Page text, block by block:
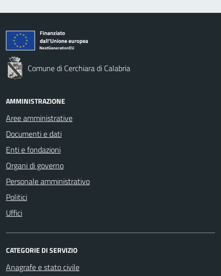
Comune di Cerchiara di Calabria
AMMINISTRAZIONE
Aree amministrative
Documenti e dati
Enti e fondazioni
Organi di governo
Personale amministrativo
Politici
Uffici
CATEGORIE DI SERVIZIO
Anagrafe e stato civile